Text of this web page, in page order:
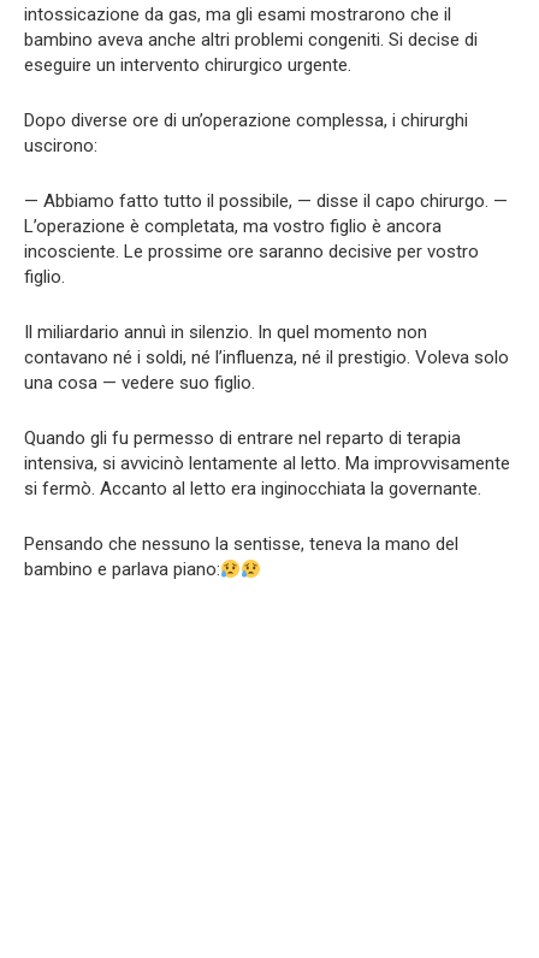
intossicazione da gas, ma gli esami mostrarono che il
bambino aveva anche altri problemi congeniti. Si decise di
eseguire un intervento chirurgico urgente.
Dopo diverse ore di un’operazione complessa, i chirurghi
uscirono:
— Abbiamo fatto tutto il possibile, — disse il capo chirurgo. —
L’operazione è completata, ma vostro figlio è ancora
incosciente. Le prossime ore saranno decisive per vostro
figlio.
Il miliardario annuì in silenzio. In quel momento non
contavano né i soldi, né l’influenza, né il prestigio. Voleva solo
una cosa — vedere suo figlio.
Quando gli fu permesso di entrare nel reparto di terapia
intensiva, si avvicinò lentamente al letto. Ma improvvisamente
si fermò. Accanto al letto era inginocchiata la governante.
Pensando che nessuno la sentisse, teneva la mano del
bambino e parlava piano: